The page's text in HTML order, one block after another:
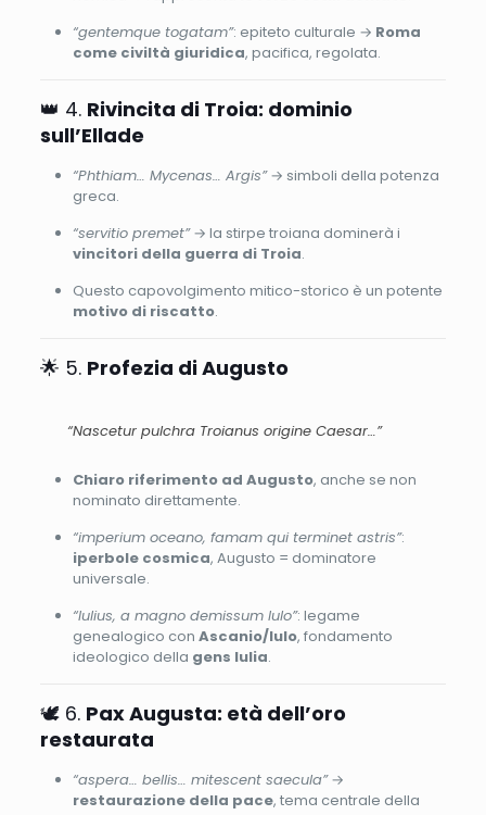
“gentemque togatam”: epiteto culturale → Roma
come civiltà giuridica, pacifica, regolata.
👑 4. Rivincita di Troia: dominio
sull’Ellade
“Phthiam… Mycenas… Argis”→ simboli della potenza
greca.
“servitio premet”→ la stirpe troiana dominerà i
vincitori della guerra di Troia.
Questo capovolgimento mitico-storico è un potente
motivo di riscatto.
🌟 5. Profezia di Augusto
“Nascetur pulchra Troianus origine Caesar…”
Chiaro riferimento ad Augusto, anche se non
nominato direttamente.
“imperium oceano, famam qui terminet astris”:
iperbole cosmica, Augusto = dominatore
universale.
“Iulius, a magno demissum Iulo”: legame
genealogico con Ascanio/Iulo, fondamento
ideologico della gens Iulia.
🕊️ 6. Pax Augusta: età dell’oro
restaurata
“aspera… bellis… mitescent saecula”→
restaurazione della pace, tema centrale della